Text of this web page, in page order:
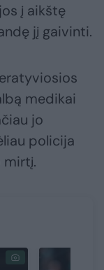
į aikštę
jį gaivinti.
medikai
jo
policija